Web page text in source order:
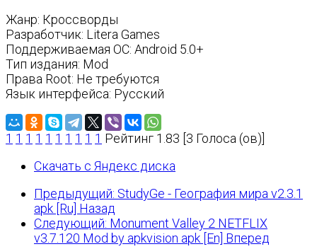
Жанр: Кроссворды
Разработчик: Litera Games
Поддерживаемая ОС: Android 5.0+
Тип издания: Mod
Права Root: Не требуются
Язык интерфейса: Русский
1 1 1 1 1 1 1 1 1 1 Рейтинг 1.83 [3 Голоса (ов)]
Скачать с Яндекс диска
Предыдущий: StudyGe - География мира v2.3.1
apk [Ru] Назад
Следующий: Monument Valley 2 NETFLIX
v3.7.120 Mod by apkvision apk [En] Вперед